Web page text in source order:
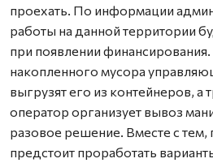
проехать. По информации
работы на данной территории
при появлении
накопленного мусора
выгрузят его из контейнеров, а
оператор организует вывоз
разовое решение. Вместе с
предстоит проработать